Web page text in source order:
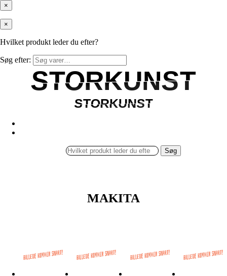
×
×
Hvilket produkt leder du efter?
Søg efter:
STORKUNST
STORKUNST
STORKUNST
STORKUNST
Søg
MAKITA